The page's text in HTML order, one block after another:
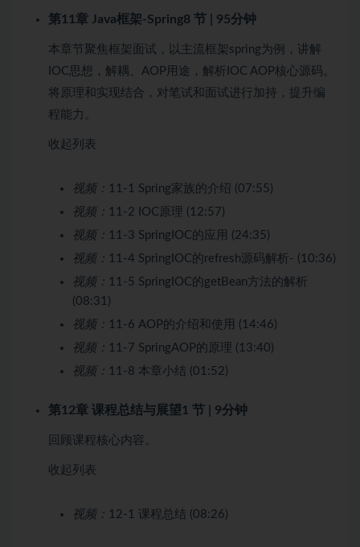
第11章 Java框架-Spring8 节 | 95分钟
本章节聚焦框架面试，以主流框架spring为例，讲解
IOC思想，解耦、AOP用途，解析IOC AOP核心源码。
将原理和实现结合，对笔试和面试进行加持，提升编
程能力。
收起列表
视频： 11-1 Spring家族的介绍 (07:55)
视频： 11-2 IOC原理 (12:57)
视频： 11-3 SpringIOC的应用 (24:35)
视频： 11-4 SpringIOC的refresh源码解析- (10:36)
视频： 11-5 SpringIOC的getBean方法的解析
(08:31)
视频： 11-6 AOP的介绍和使用 (14:46)
视频： 11-7 SpringAOP的原理 (13:40)
视频： 11-8 本章小结 (01:52)
第12章 课程总结与展望1 节 | 9分钟
回顾课程核心内容。
收起列表
视频： 12-1 课程总结 (08:26)